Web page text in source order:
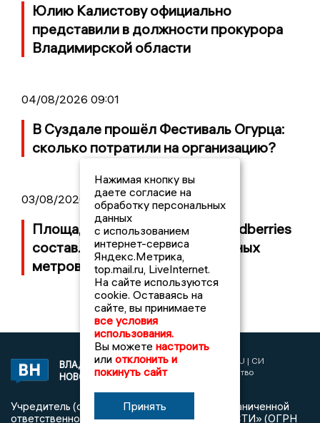
Юлию Калистову официально
представили в должности прокурора
Владимирской области
04/08/2026 09:01
В Суздале прошёл Фестиваль Огурца:
сколько потратили на организацию?
03/08/2026 14:13
Площадь пожара на складе Wildberries
составляет 100 тысяч квадратных
метров
ВЛАДИМИРСКИЕ
НОВОСТИ
2017 © NEWSVLADIMIR.RU | СИ
«Информационное агентство
Учредитель (соучредители): Общество с ограниченной
ответственностью «РЕГИОНАЛЬНЫЕ НОВОСТИ» (ОГРН
Нажимая кнопку вы
даете согласие на
обработку персональных
данных
с использованием
интернет-сервиса
Яндекс.Метрика,
top.mail.ru, LiveInternet.
На сайте используются
cookie. Оставаясь на
сайте, вы принимаете
все условия
использования.
Вы можете настроить
или отклонить и
покинуть сайт
Принять